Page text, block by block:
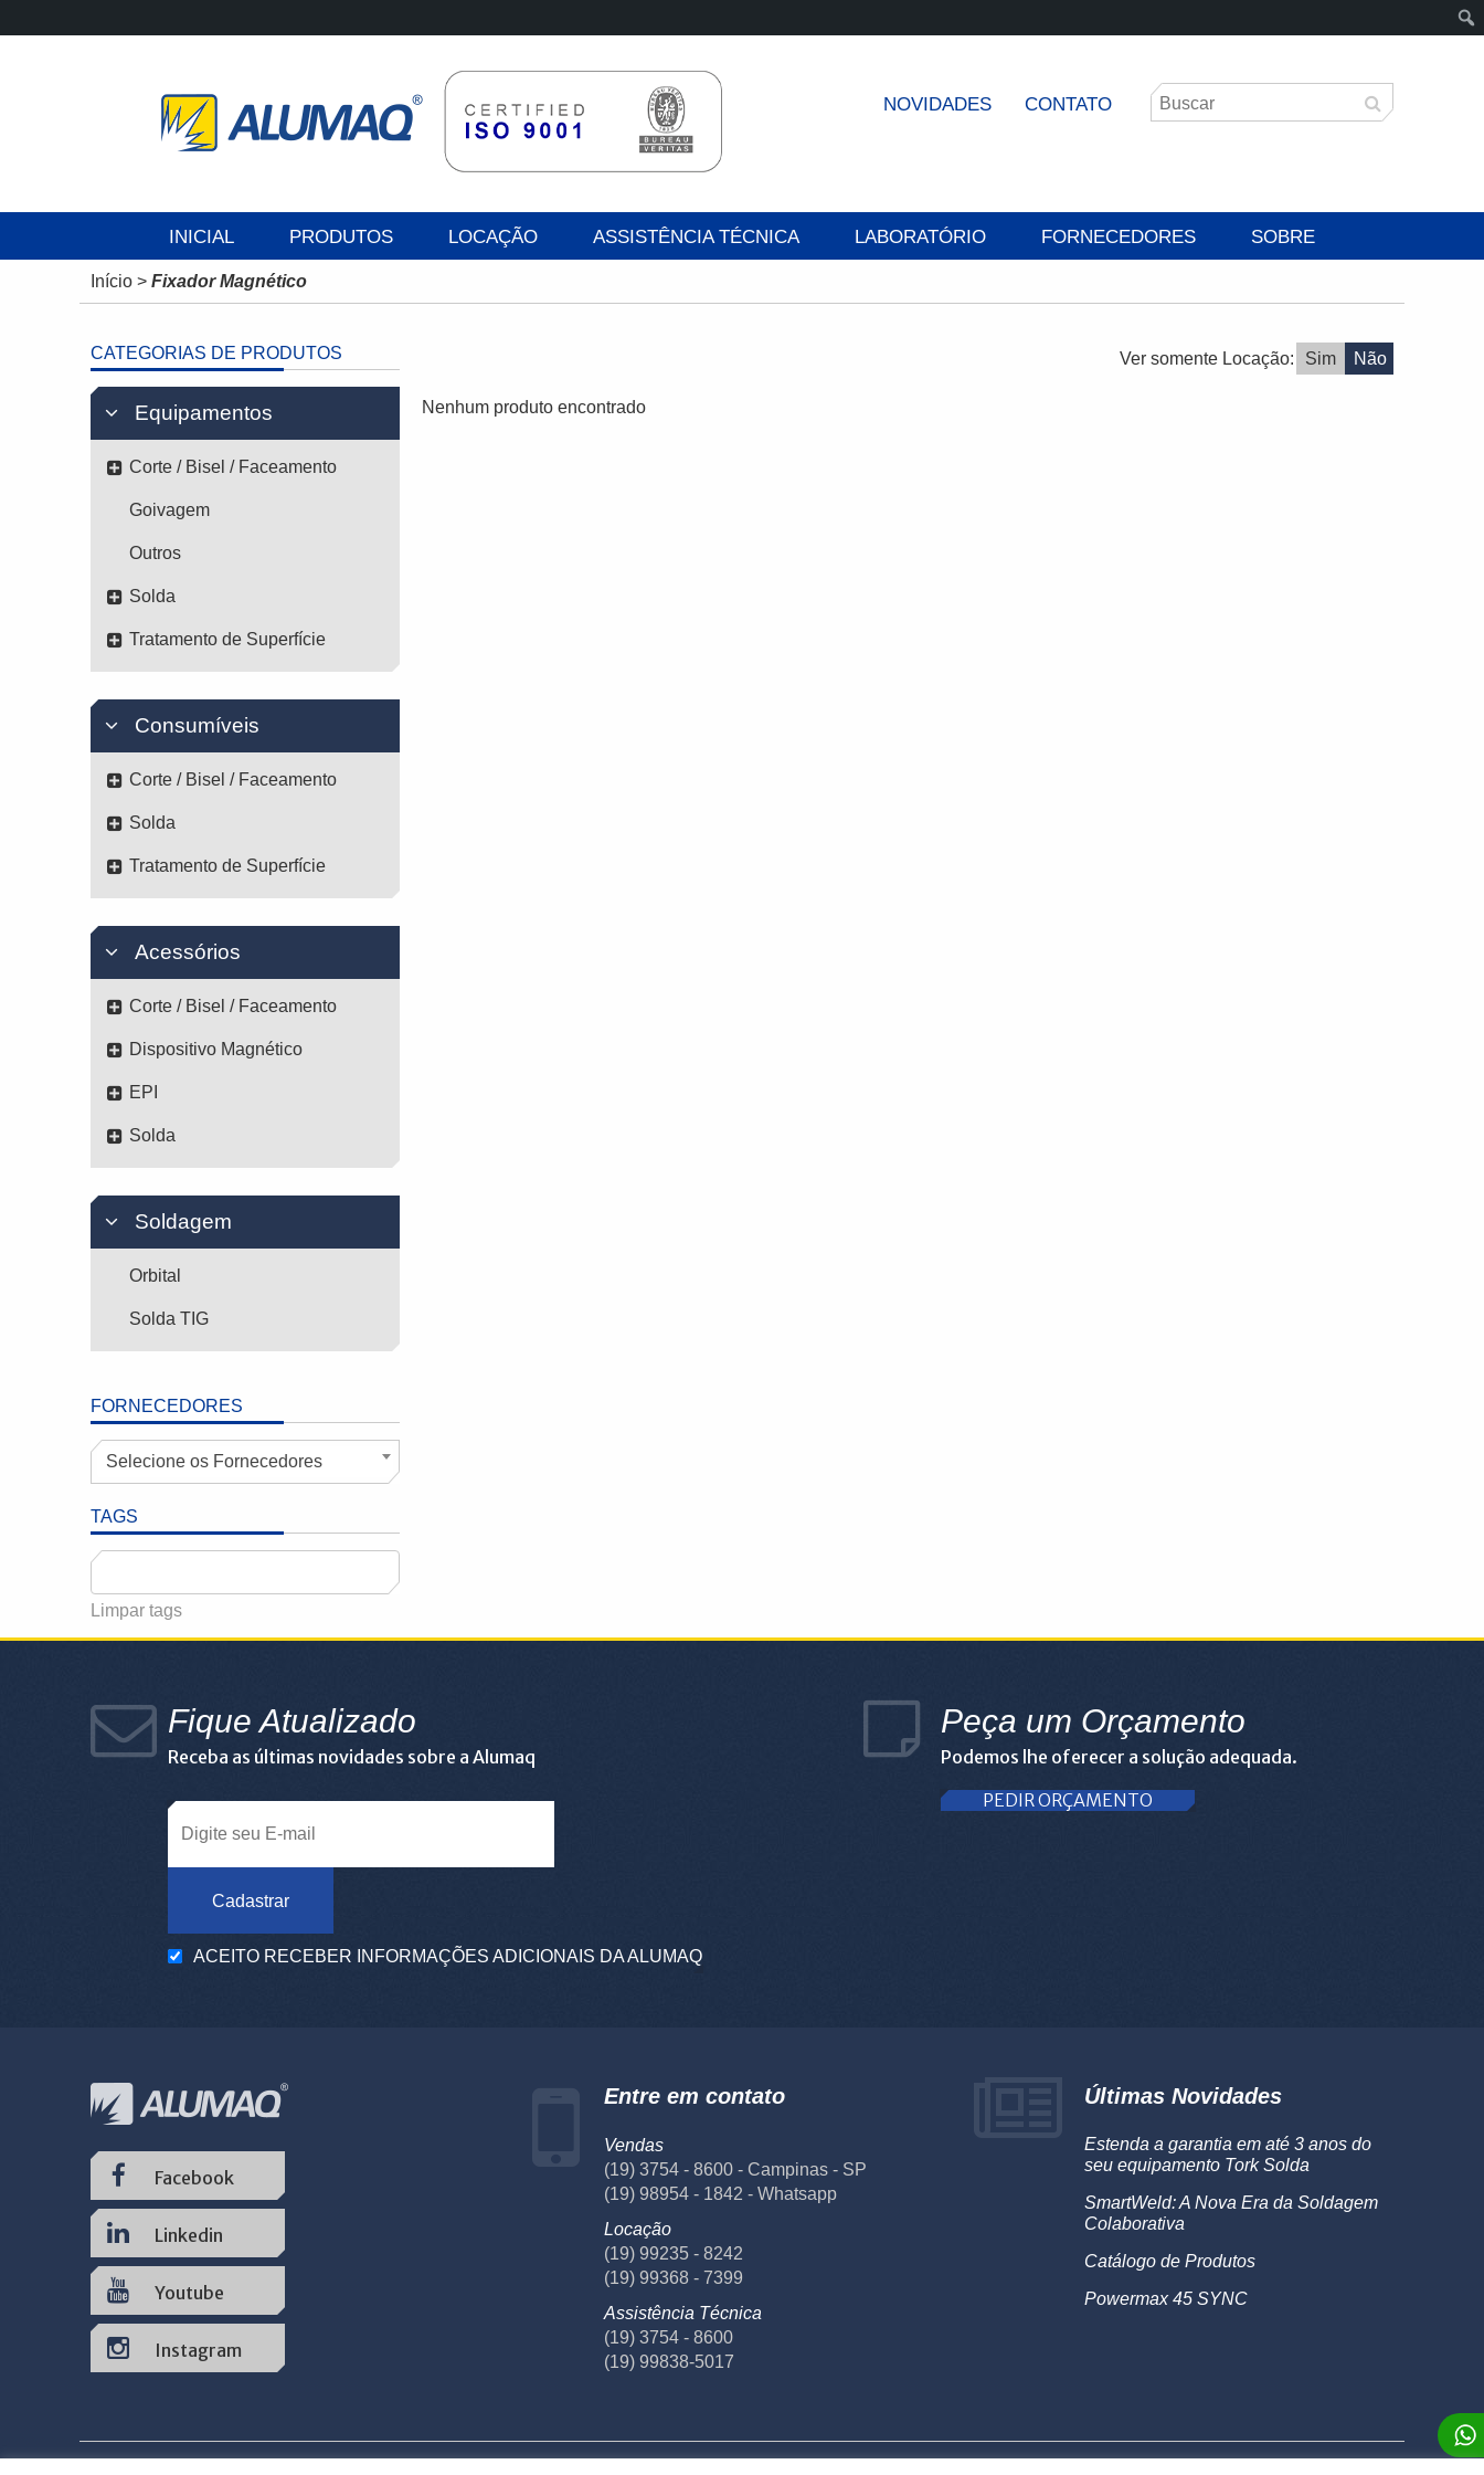
NOVIDADES CONTATO
INICIAL PRODUTOS LOCAÇÃO ASSISTÊNCIA TÉCNICA LABORATÓRIO FORNECEDORES SOBRE
Início > Fixador Magnético
CATEGORIAS DE PRODUTOS
Equipamentos
Corte / Bisel / Faceamento
Goivagem
Outros
Solda
Tratamento de Superfície
Consumíveis
Corte / Bisel / Faceamento
Solda
Tratamento de Superfície
Acessórios
Corte / Bisel / Faceamento
Dispositivo Magnético
EPI
Solda
Soldagem
Orbital
Solda TIG
FORNECEDORES
Selecione os Fornecedores
TAGS
Limpar tags
Ver somente Locação: Sim Não
Nenhum produto encontrado
Fique Atualizado
Receba as últimas novidades sobre a Alumaq
Cadastrar
ACEITO RECEBER INFORMAÇÕES ADICIONAIS DA ALUMAQ
Peça um Orçamento
Podemos lhe oferecer a solução adequada.
PEDIR ORÇAMENTO
Facebook
Linkedin
Youtube
Instagram
Entre em contato
Vendas
(19) 3754 - 8600 - Campinas - SP
(19) 98954 - 1842 - Whatsapp
Locação
(19) 99235 - 8242
(19) 99368 - 7399
Assistência Técnica
(19) 3754 - 8600
(19) 99838-5017
Últimas Novidades
Estenda a garantia em até 3 anos do
seu equipamento Tork Solda
SmartWeld: A Nova Era da Soldagem
Colaborativa
Catálogo de Produtos
Powermax 45 SYNC